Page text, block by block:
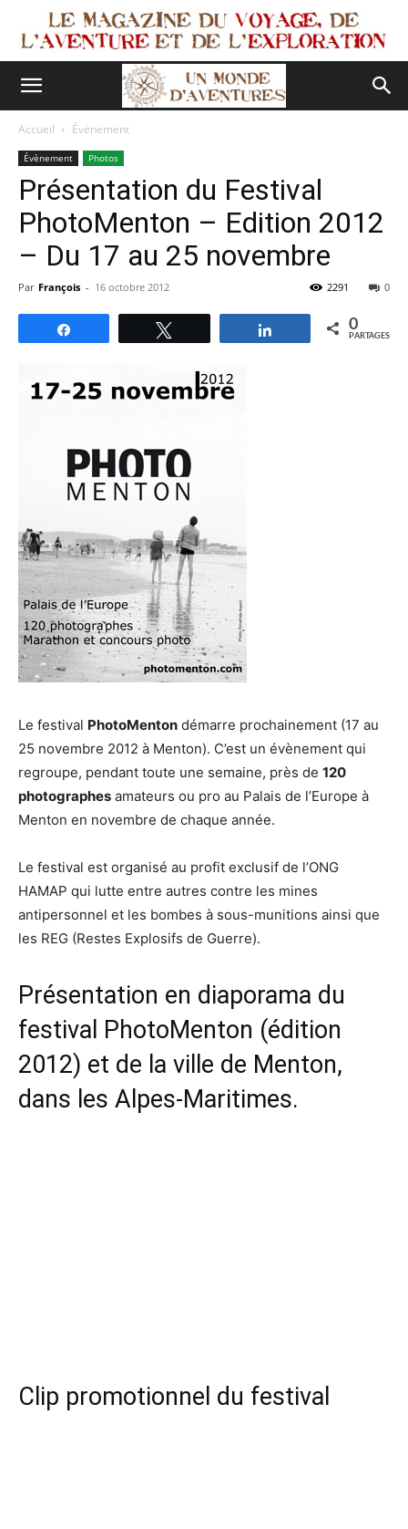
Accueil Évènement
Évènement Photos
Présentation du Festival
PhotoMenton – Edition 2012
– Du 17 au 25 novembre
Par François - 16 octobre 2012 0
2291
Partagez 0
PARTAGES
Le festival PhotoMenton démarre prochainement (17 au
25 novembre 2012 à Menton). C’est un évènement qui
regroupe, pendant toute une semaine, près de 120
photographes amateurs ou pro au Palais de l’Europe à
Menton en novembre de chaque année.
Le festival est organisé au profit exclusif de l’ONG
HAMAP qui lutte entre autres contre les mines
antipersonnel et les bombes à sous-munitions ainsi que
les REG (Restes Explosifs de Guerre).
Présentation en diaporama du
festival PhotoMenton (édition
2012) et de la ville de Menton,
dans les Alpes-Maritimes.
Clip promotionnel du festival